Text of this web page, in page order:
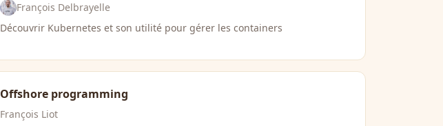
François Delbrayelle
Découvrir Kubernetes et son utilité pour gérer les containers
Offshore programming
François Liot